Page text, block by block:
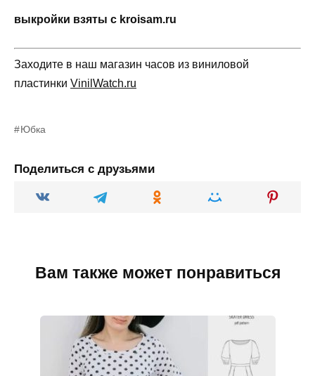
выкройки взяты с kroisam.ru
Заходите в наш магазин часов из виниловой
пластинки VinilWatch.ru
Юбка
Поделиться с друзьями
Вам также может понравиться